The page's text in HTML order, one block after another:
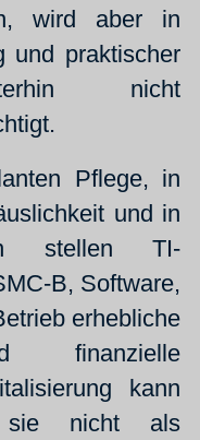
wird aber in
und praktischer
nicht
Pflege, in
und in
stellen TI-
B, Software,
erhebliche
finanzielle
kann
sie nicht als